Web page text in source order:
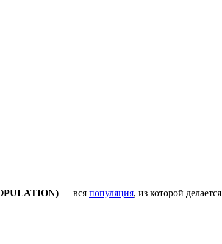
— вся популяция, из которой делается